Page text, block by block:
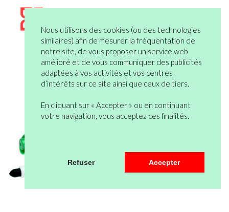
Nous utilisons des cookies (ou des technologies
similaires) afin de mesurer la fréquentation de
notre site, de vous proposer un service web
amélioré et de vous communiquer des publicités
adaptées à vos activités et vos centres
d’intérêts sur ce site ainsi que ceux de tiers.
En cliquant sur « Accepter » ou en continuant
votre navigation, vous acceptez ces finalités.
Refuser Accepter